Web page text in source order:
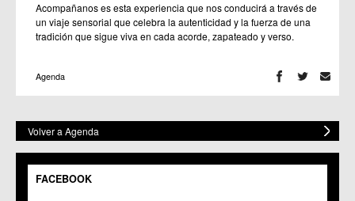
Acompañanos es esta experiencia que nos conducirá a través de
un viaje sensorial que celebra la autenticidad y la fuerza de una
tradición que sigue viva en cada acorde, zapateado y verso.
Agenda
Volver a Agenda
FACEBOOK